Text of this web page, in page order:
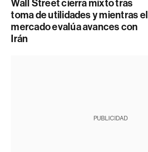
Wall Street cierra mixto tras
toma de utilidades y mientras el
mercado evalúa avances con
Irán
PUBLICIDAD